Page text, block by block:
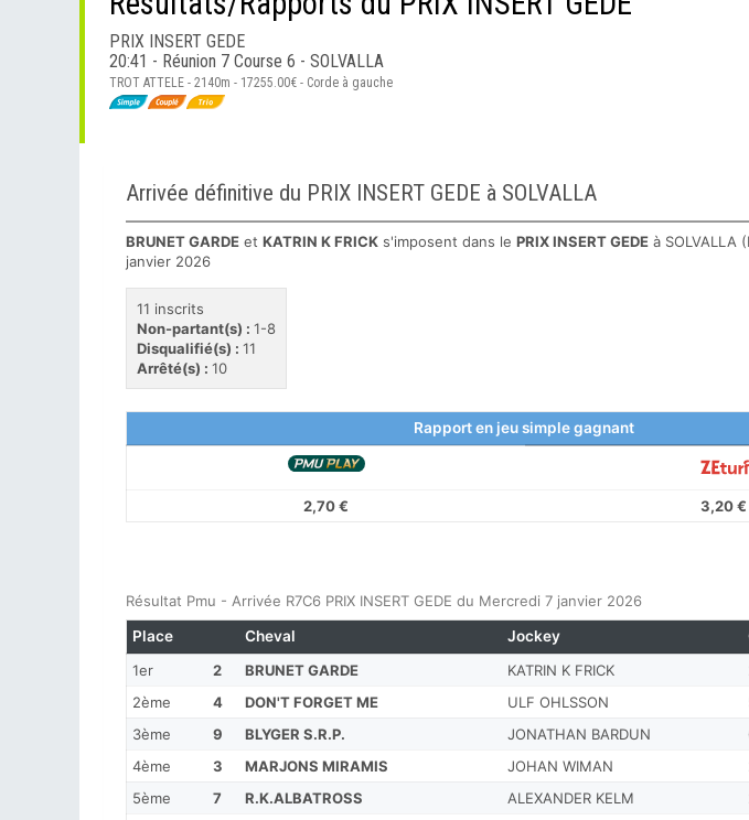
PRIX INSERT GEDE
20:41 - Réunion 7 Course 6 - SOLVALLA
TROT ATTELE - 2140m - 17255.00€ - Corde à gauche
Arrivée définitive du PRIX INSERT GEDE à SOLVALLA
BRUNET GARDE et KATRIN K FRICK s'imposent dans le PRIX INSERT GEDE à SOLVALLA
janvier 2026
11 inscrits
Non-partant(s) : 1-8
Disqualifié(s) : 11
Arrêté(s) : 10
Rapport en jeu simple gagnant
2,70 € 3,20 €
Résultat Pmu - Arrivée R7C6 PRIX INSERT GEDE du Mercredi 7 janvier 2026
1er 2 BRUNET GARDE KATRIN K FRICK
2ème
4 DON'T FORGET ME ULF OHLSSON
3ème
9 BLYGER S.R.P. JONATHAN BARDUN
4ème
3 MARJONS MIRAMIS JOHAN WIMAN
5ème
7 R.K.ALBATROSS ALEXANDER KELM
Place Cheval Jockey